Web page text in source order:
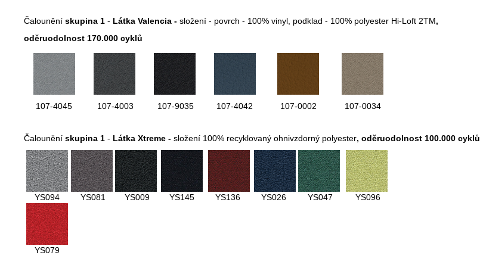
Čalounění skupina 1 - Látka Valencia - složení - povrch - 100% vinyl, podklad - 100% polyester Hi-Loft 2TM,
oděruodolnost 170.000 cyklů
107-4045 107-4003 107-9035 107-4042 107-0002 107-0034
Čalounění skupina 1 - Látka Xtreme - složení 100% recyklovaný ohnivzdorný polyester, oděruodolnost 100.000 cyklů
YS094 YS081 YS009 YS145 YS136 YS026 YS047 YS096
YS079